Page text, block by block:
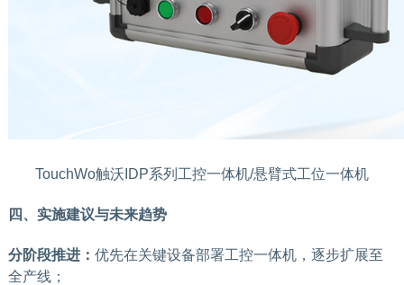
TouchWo触沃IDP系列工控一体机/悬臂式工位一体机
四、实施建议与未来趋势
分阶段推进： 优先在关键设备部署工控一体机，逐步扩展至
全产线；